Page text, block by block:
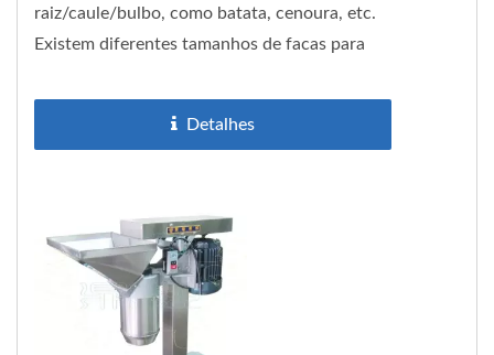
raiz/caule/bulbo, como batata, cenoura, etc.
Existem diferentes tamanhos de facas para
Detalhes